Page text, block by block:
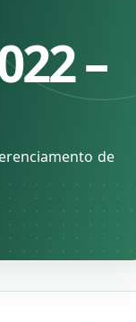
–
de